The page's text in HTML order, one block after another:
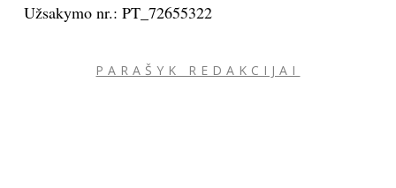
Užsakymo nr.: PT_72655322
PARAŠYK REDAKCIJAI